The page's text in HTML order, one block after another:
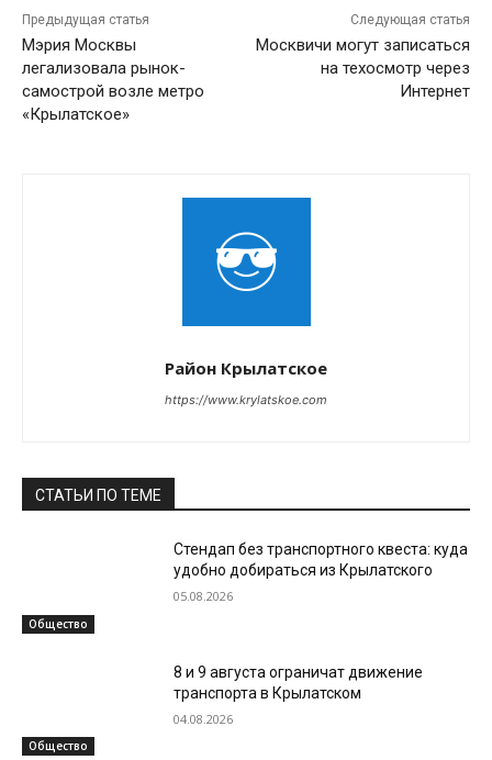
Предыдущая статья
Мэрия Москвы
легализовала рынок-
самострой возле метро
«Крылатское»
Следующая статья
Москвичи могут записаться
на техосмотр через
Интернет
Район Крылатское
https://www.krylatskoe.com
СТАТЬИ ПО ТЕМЕ
Общество
Стендап без транспортного квеста: куда
удобно добираться из Крылатского
05.08.2026
Общество
8 и 9 августа ограничат движение
транспорта в Крылатском
04.08.2026